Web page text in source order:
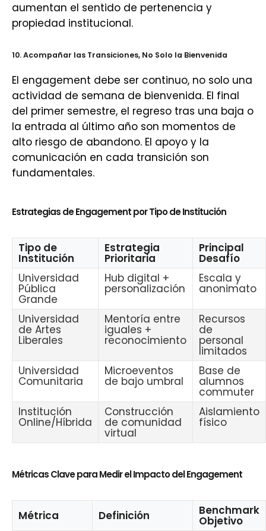
aumentan el sentido de pertenencia y
propiedad institucional.
10. Acompañar las Transiciones, No Solo la Bienvenida
El engagement debe ser continuo, no solo una
actividad de semana de bienvenida. El final
del primer semestre, el regreso tras una baja o
la entrada al último año son momentos de
alto riesgo de abandono. El apoyo y la
comunicación en cada transición son
fundamentales.
Estrategias de Engagement por Tipo de Institución
Tipo de
Institución
Estrategia
Prioritaria
Principal
Desafío
Universidad
Pública
Grande
Hub digital +
personalización
Escala y
anonimato
Universidad
de Artes
Liberales
Mentoría entre
iguales +
reconocimiento
Recursos
de
personal
limitados
Universidad
Comunitaria
Microeventos
de bajo umbral
Base de
alumnos
commuter
Institución
Online/Híbrida
Construcción
de comunidad
virtual
Aislamiento
físico
Métricas Clave para Medir el Impacto del Engagement
Métrica Definición Benchmark
Objetivo